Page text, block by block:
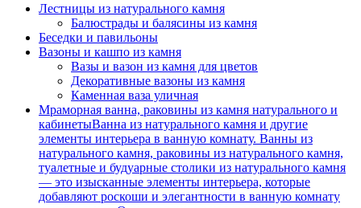
Лестницы из натурального камня
Балюстрады и балясины из камня
Беседки и павильоны
Вазоны и кашпо из камня
Вазы и вазон из камня для цветов
Декоративные вазоны из камня
Каменная ваза уличная
Мраморная ванна, раковины из камня натурального и
кабинетыВанна из натурального камня и другие
элементы интерьера в ванную комнату. Ванны из
натурального камня, раковины из натурального камня,
туалетные и будуарные столики из натурального камня
— это изысканные элементы интерьера, которые
добавляют роскоши и элегантности в ванную комнату